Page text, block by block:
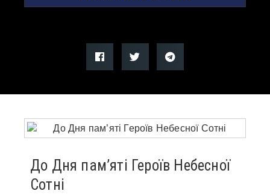
До Дня пам’яті Героїв Небесної
Сотні